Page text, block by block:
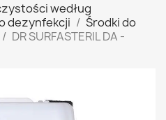
według
dezynfekcji
Środki do
DR SURFASTERIL DA -